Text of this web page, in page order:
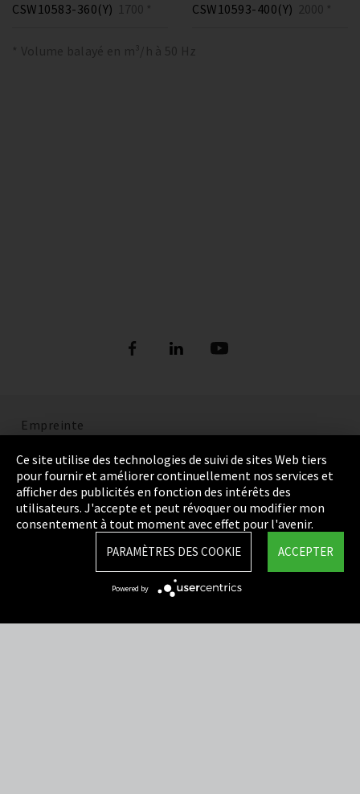
CSW10583-360(Y) 1700 * CSW10593-400(Y) 2000 *
* Volume balayé en m³/h à 50 Hz
Empreinte
Politique de confidentialité
Cookie Settings
Termes et Conditions
Integrity Line
Ce site utilise des technologies de suivi de sites Web tiers
pour fournir et améliorer continuellement nos services et
afficher des publicités en fonction des intérêts des
utilisateurs. J'accepte et peut révoquer ou modifier mon
consentement à tout moment avec effet pour l'avenir.
ACCEPTER
PARAMÈTRES DES COOKIE
Powered by